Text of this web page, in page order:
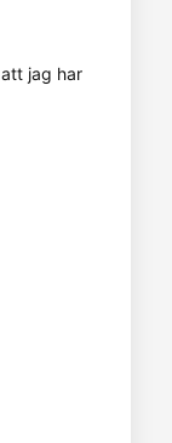
jag har